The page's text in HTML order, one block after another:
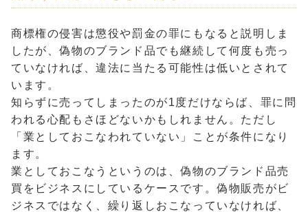
商標権の侵害は懲役や罰金の罪にもなると説明しま
したが、偽物のブランド品でも継続して何度も売っ
ていなければ、違法に当たる可能性は低いとされて
います。
知らずに売ってしまったのが1度だけならば、罪に問
われる心配もさほどないかもしれません。ただし
「業としておこなわれていない」ことが条件になり
ます。
業としておこなうというのは、偽物のブランド品売
買をビジネスにしているケースです。偽物販売がビ
ジネスではなく、繰り返しおこなっていなければ、